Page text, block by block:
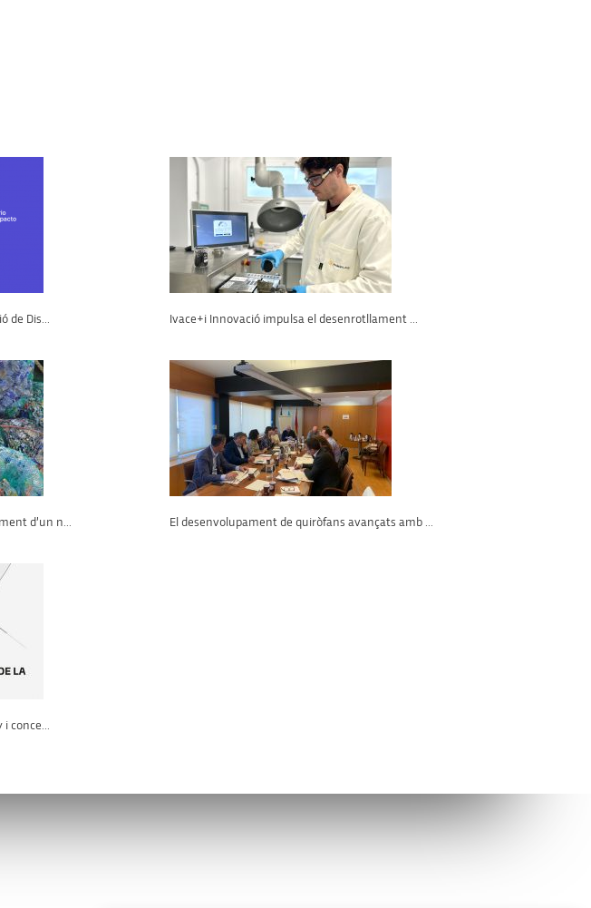
de Dis... Ivace+i Innovació impulsa el desenrotllament ...
d’un n... El desenvolupament de quiròfans avançats amb ...
i conce...